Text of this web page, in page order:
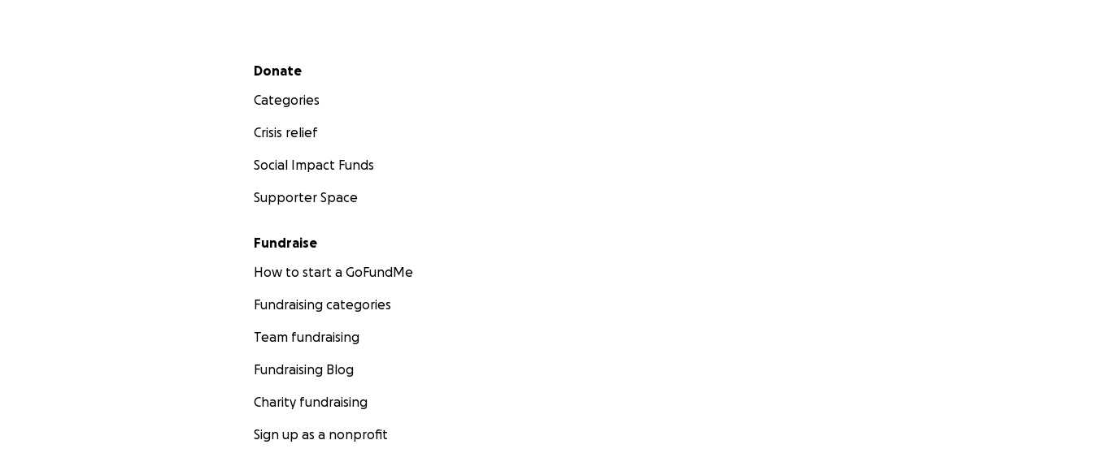
Secondary menu
Donate
Categories
Crisis relief
Social Impact Funds
Supporter Space
Fundraise
How to start a GoFundMe
Fundraising categories
Team fundraising
Fundraising Blog
Charity fundraising
Sign up as a nonprofit